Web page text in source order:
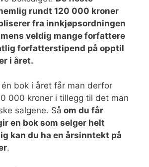
rundt 120 000 kroner
fra innkjøpsordningen
veldig mange forfattere
forfatterstipend på opptil
i året.
bok i året får man derfor
000 kroner i tillegg til det man
salgene. Så om du får
en bok som selger helt
kan du ha en årsinntekt på
.